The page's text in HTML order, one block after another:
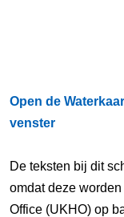
Open de
venster
De teksten bij dit
omdat deze
Office (UKHO) op